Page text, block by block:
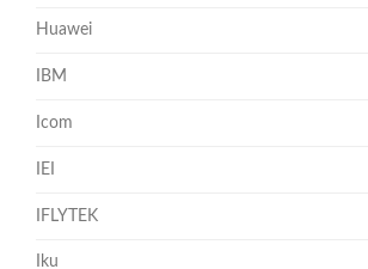
Huawei
IBM
Icom
IEI
IFLYTEK
Iku